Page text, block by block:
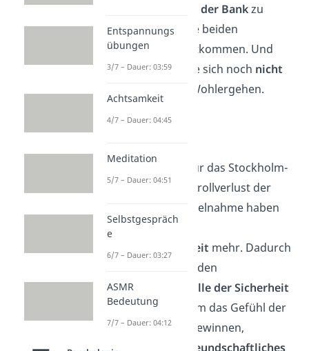
bereit sie für
Tage in der Bankzu
lassen, nur damit die beiden
Verbrecher nicht entkommen. Und
dabei erkundigen sie sich noch nicht
einmal nach ihrem Wohlergehen.
Kontrollverlust
Die dritte Ursache für das Stockholm-
Syndrom ist der Konrollverlust der
Opfer. Bei einer Geiselnahme haben
sie nämlich keine
Entscheidungsfreiheit mehr. Dadurch
sehen die Geiseln in den
Entführern eine
Quelle der Sicherheit
und des Schutzes. Um das Gefühl der
Kontrolle zurückzugewinnen,
entwickeln sie ein
freundschaftliches
Entspannungs
übungen
3/7 – Dauer: 03:59
Achtsamkeit
4/7 – Dauer: 04:45
Meditation
5/7 – Dauer: 04:51
Selbstgespräch
e
6/7 – Dauer: 03:27
ASMR
Bedeutung
7/7 – Dauer: 04:12